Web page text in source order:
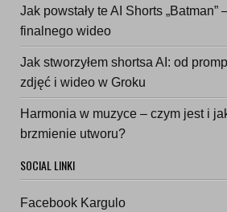
Jak powstały te AI Shorts „Batman”
finalnego wideo
Jak stworzyłem shortsa AI: od
zdjęć i wideo w Groku
Harmonia w muzyce – czym jest i
brzmienie utworu?
SOCIAL LINKI
Facebook Kargulo